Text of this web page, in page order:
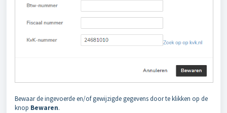
Bewaar de ingevoerde en/of gewijzigde gegevens door te klikken op de
knop Bewaren.